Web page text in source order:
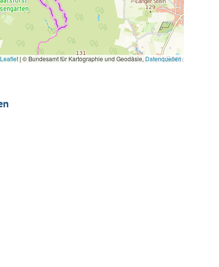
| © Bundesamt für Kartographie und Geodäsie, Datenquellen